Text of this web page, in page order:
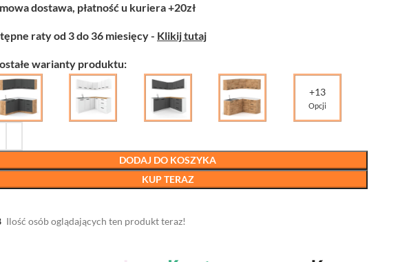
dostawa, płatność u kuriera +20zł
raty od 3 do 36 miesięcy - Klikij tutaj
warianty produktu:
+13
Opcji
DODAJ DO KOSZYKA
KUP TERAZ
Ilość osób oglądających ten produkt teraz!